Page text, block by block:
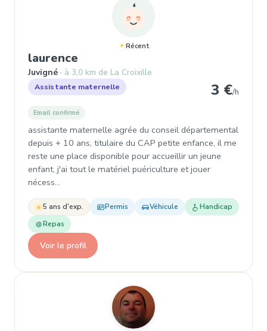
Récent
laurence
Juvigné à 3,0 km de La Croixille
Assistante maternelle 3 €/h
Email confirmé
assistante maternelle agrée du conseil départemental
depuis + 10 ans, titulaire du CAP petite enfance, il me
reste une place disponible pour accueillir un jeune
enfant, j'ai tout le matériel puériculture et jouer
nécess…
5 ans d'exp. Permis Véhicule
Handicap
Repas
Voir le profil